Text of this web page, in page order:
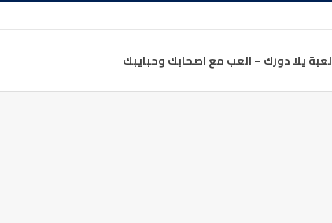
لعبة يلا دورك – العب مع اصحابك وحبايبك